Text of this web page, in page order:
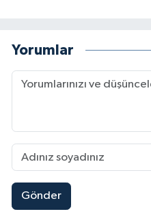
Yorumlar
Gönder